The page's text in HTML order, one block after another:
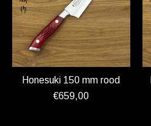
Honesuki 150 mm rood
€659,00